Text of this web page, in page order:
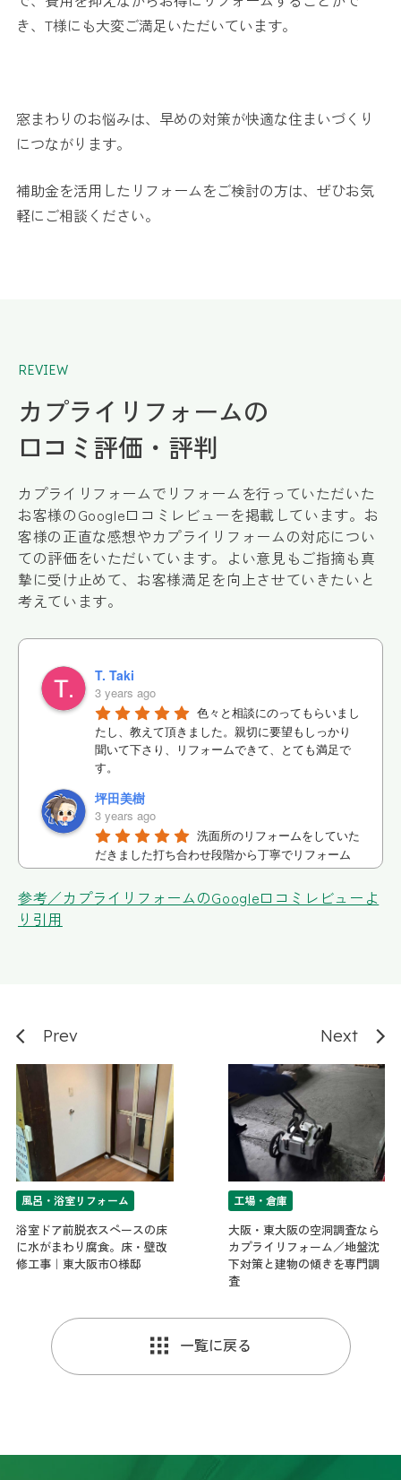
き、T様にも大変ご満足いただいています。
窓まわりのお悩みは、早めの対策が快適な住まいづくり
につながります。
補助金を活用したリフォームをご検討の方は、ぜひお気
軽にご相談ください。
REVIEW
カプライリフォームの
口コミ評価・評判
カプライリフォームでリフォームを行っていただいた
お客様のGoogle口コミレビューを掲載しています。お
客様の正直な感想やカプライリフォームの対応につい
ての評価をいただいています。よい意見もご指摘も真
摯に受け止めて、お客様満足を向上させていきたいと
考えています。
T. Taki
3 years ago
色々と相談にのってもらいまし
たし、教えて頂きました。親切に要望もしっかり
聞いて下さり、リフォームできて、とても満足で
す。
坪田美樹
3 years ago
洗面所のリフォームをしていた
だきました打ち合わせ段階から丁寧でリフォーム
のの実現迄信頼してお任せできました
あん
に終始安心してお任せでき、満足度の高いキッチ
ました。
コサカマスミ
3 years ago
今回築19年の中古マンショ
(4LDK)を購入し全面的なリフォームをお願いしま
した。リビングに隣接してる和室を洋室に変更し
又窓は二重サッシにしてもらうなど、他にも色々
と細かく相談させていただいた件なども担当の松
尾さんが丁寧に対応してくださいました。仕上が
りが想像以上に綺麗で快適な住まいになり、その
上リフォーム代金も良心的なお値段でしたので大
満足しております。今後何かあった時は是非松尾
思っております。
願いしたいと思います。ありがとうございまし
参考／カプライリフォームのGoogle口コミレビューよ
り引用
Prev
風呂・浴室リフォーム
浴室ドア前脱衣スペースの床
に水がまわり腐食。床・壁改
修工事｜東大阪市O様邸
一覧に戻る
Next
工場・倉庫
大阪・東大阪の空洞調査なら
カプライリフォーム／地盤沈
下対策と建物の傾きを専門調
査